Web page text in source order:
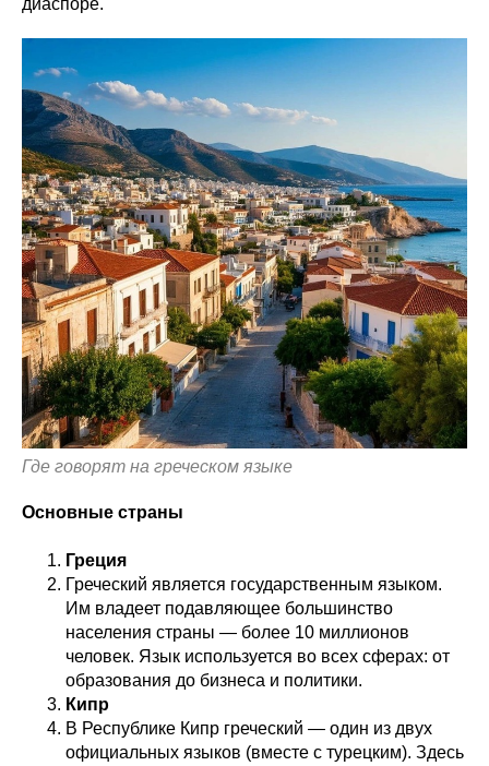
диаспоре.
Где говорят на греческом языке
Основные страны
Греция
Греческий является государственным языком.
Им владеет подавляющее большинство
населения страны — более 10 миллионов
человек. Язык используется во всех сферах: от
образования до бизнеса и политики.
Кипр
В Республике Кипр греческий — один из двух
официальных языков (вместе с турецким). Здесь